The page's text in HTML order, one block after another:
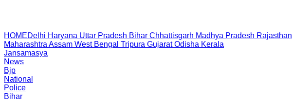
HOMEDelhi Haryana Uttar Pradesh Bihar Chhattisgarh Madhya Pradesh Rajasthan
Maharashtra Assam West Bengal Tripura Gujarat Odisha Kerala
Jansamasya
News
Bjp
National
Police
Bihar